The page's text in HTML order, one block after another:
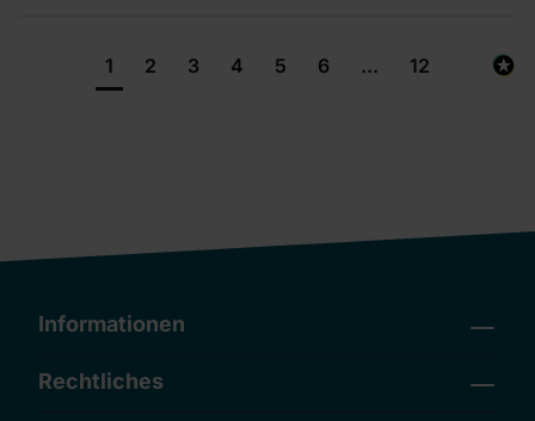
1 2 3 4 5 6 ... 12
Informationen
Rechtliches